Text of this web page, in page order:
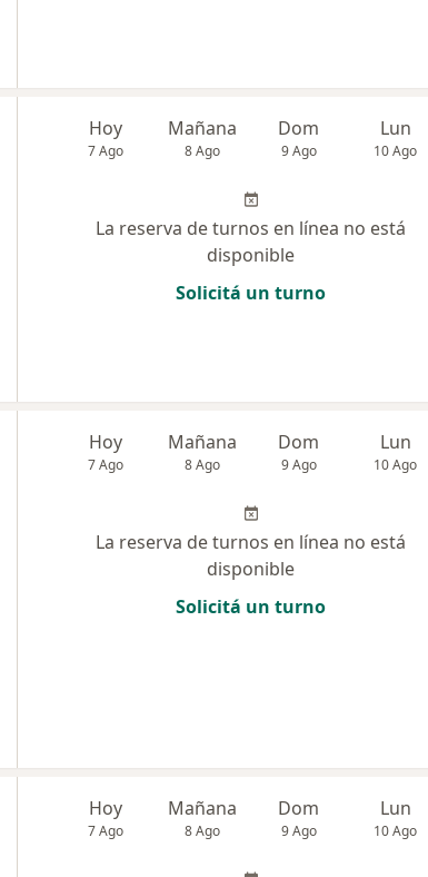
Hoy
7 Ago
Mañana
8 Ago
Dom
9 Ago
Lun
10 Ago
La reserva de turnos en línea no está
disponible
Solicitá un turno
Hoy
7 Ago
Mañana
8 Ago
Dom
9 Ago
Lun
10 Ago
La reserva de turnos en línea no está
disponible
Solicitá un turno
Hoy
7 Ago
Mañana
8 Ago
Dom
9 Ago
Lun
10 Ago